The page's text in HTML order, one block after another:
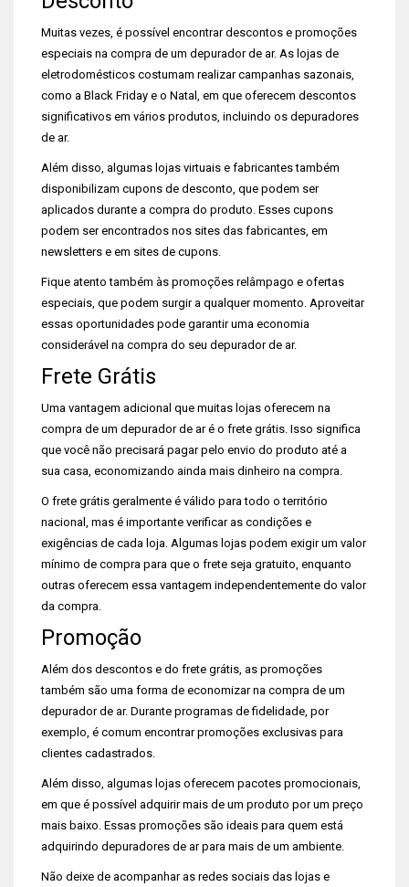
Muitas vezes, é possível encontrar descontos e promoções
especiais na compra de um depurador de ar. As lojas de
eletrodomésticos costumam realizar campanhas sazonais,
como a Black Friday e o Natal, em que oferecem descontos
significativos em vários produtos, incluindo os depuradores
de ar.
Além disso, algumas lojas virtuais e fabricantes também
disponibilizam cupons de desconto, que podem ser
aplicados durante a compra do produto. Esses cupons
podem ser encontrados nos sites das fabricantes, em
newsletters e em sites de cupons.
Fique atento também às promoções relâmpago e ofertas
especiais, que podem surgir a qualquer momento. Aproveitar
essas oportunidades pode garantir uma economia
considerável na compra do seu depurador de ar.
Frete Grátis
Uma vantagem adicional que muitas lojas oferecem na
compra de um depurador de ar é o frete grátis. Isso significa
que você não precisará pagar pelo envio do produto até a
sua casa, economizando ainda mais dinheiro na compra.
O frete grátis geralmente é válido para todo o território
nacional, mas é importante verificar as condições e
exigências de cada loja. Algumas lojas podem exigir um valor
mínimo de compra para que o frete seja gratuito, enquanto
outras oferecem essa vantagem independentemente do valor
da compra.
Promoção
Além dos descontos e do frete grátis, as promoções
também são uma forma de economizar na compra de um
depurador de ar. Durante programas de fidelidade, por
exemplo, é comum encontrar promoções exclusivas para
clientes cadastrados.
Além disso, algumas lojas oferecem pacotes promocionais,
em que é possível adquirir mais de um produto por um preço
mais baixo. Essas promoções são ideais para quem está
adquirindo depuradores de ar para mais de um ambiente.
Não deixe de acompanhar as redes sociais das lojas e